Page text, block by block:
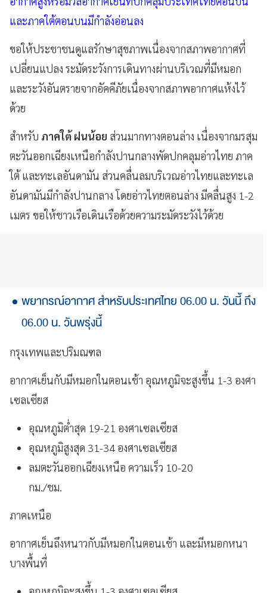
และภาคใต้ตอนบนมีกำลังอ่อนลง
ขอให้ประชาชนดูแลรักษาสุขภาพเนื่องจากสภาพอากาศที่
เปลี่ยนแปลง ระมัดระวังการเดินทางผ่านบริเวณที่มีหมอก
และระวังอันตรายจากอัคคีภัยเนื่องจากสภาพอากาศแห้งไว้
ด้วย
สำหรับ ภาคใต้ ฝนน้อย ส่วนมากทางตอนล่าง เนื่องจากมรสุม
ตะวันออกเฉียงเหนือกำลังปานกลางพัดปกคลุมอ่าวไทย ภาค
ใต้ และทะเลอันดามัน ส่วนคลื่นลมบริเวณอ่าวไทยและทะเล
อันดามันมีกำลังปานกลาง โดยอ่าวไทยตอนล่าง มีคลื่นสูง 1-2
เมตร ขอให้ชาวเรือเดินเรือด้วยความระมัดระวังไว้ด้วย
พยากรณ์อากาศ สำหรับประเทศไทย 06.00 น. วันนี้ ถึง
06.00 น. วันพรุ่งนี้
กรุงเทพและปริมณฑล
อากาศเย็นกับมีหมอกในตอนเช้า อุณหภูมิจะสูงขึ้น 1-3 องศา
เซลเซียส
อุณหภูมิต่ำสุด 19-21 องศาเซลเซียส
อุณหภูมิสูงสุด 31-34 องศาเซลเซียส
ลมตะวันออกเฉียงเหนือ ความเร็ว 10-20
กม./ชม.
ภาคเหนือ
อากาศเย็นถึงหนาวกับมีหมอกในตอนเช้า และมีหมอกหนา
บางพื้นที่